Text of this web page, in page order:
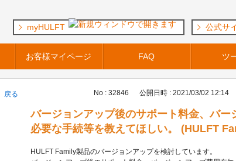
お客様マイページ FAQ ツ
myHULFT 公式サ
戻る No : 32846 公開日時 : 2021/03/02 12:14
バージョンアップ後のサポート料金、バー
必要な手続等を教えてほしい。 (HULFT
HULFT Family製品のバージョンアップを検討しています。